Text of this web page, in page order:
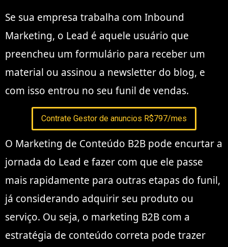
Se sua empresa trabalha com Inbound
Marketing, o Lead é aquele usuário que
preencheu um formulário para receber um
material ou assinou a newsletter do blog, e
com isso entrou no seu funil de vendas.
Contrate Gestor de anuncios R$797/mes
O Marketing de Conteúdo B2B pode encurtar a
jornada do Lead e fazer com que ele passe
mais rapidamente para outras etapas do funil,
já considerando adquirir seu produto ou
serviço. Ou seja, o marketing B2B com a
estratégia de conteúdo correta pode trazer